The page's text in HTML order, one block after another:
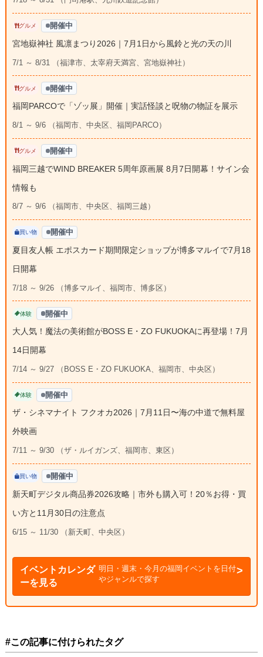
グルメ 開催中
宮地嶽神社 風凛まつり2026｜7月1日から風鈴と光の天の川
7/1 ～ 8/31 （福津市、太宰府天満宮、宮地嶽神社）
グルメ 開催中
福岡PARCOで「ゾッ展」開催｜実話怪談と呪物の物証を展示
8/1 ～ 9/6 （福岡市、中央区、福岡PARCO）
グルメ 開催中
福岡三越でWIND BREAKER 5周年原画展 8月7日開幕！サイン会
情報も
8/7 ～ 9/6 （福岡市、中央区、福岡三越）
買い物 開催中
夏目友人帳 エポスカード期間限定ショップが博多マルイで7月18
日開幕
7/18 ～ 9/26 （博多マルイ、福岡市、博多区）
体験 開催中
大人気！魔法の美術館がBOSS E・ZO FUKUOKAに再登場！7月
14日開幕
7/14 ～ 9/27 （BOSS E・ZO FUKUOKA、福岡市、中央区）
体験 開催中
ザ・シネマナイト フクオカ2026｜7月11日〜海の中道で無料屋
外映画
7/11 ～ 9/30 （ザ・ルイガンズ、福岡市、東区）
買い物 開催中
新天町デジタル商品券2026攻略｜市外も購入可！20％お得・買
い方と11月30日の注意点
6/15 ～ 11/30 （新天町、中央区）
イベントカレンダ
ーを見る
明日・週末・今月の福岡イベントを日付
やジャンルで探す
#この記事に付けられたタグ